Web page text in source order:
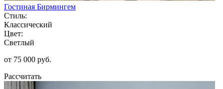
Гостиная Бирмингем
Стиль:
Классический
Цвет:
Светлый
от 75 000 руб.
Рассчитать